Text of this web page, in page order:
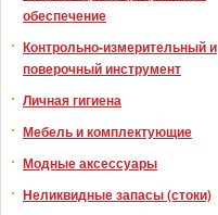
обеспечение
Контрольно-измерительный и
поверочный инструмент
Личная гигиена
Мебель и комплектующие
Модные аксессуары
Неликвидные запасы (стоки)